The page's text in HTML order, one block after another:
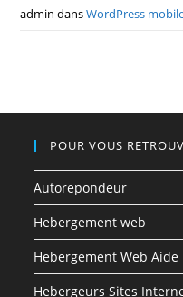
admin dansWordPress
POUR VOUS
Autorepondeur
Hebergement web
Hebergement Web Aide
Hebergeurs Sites